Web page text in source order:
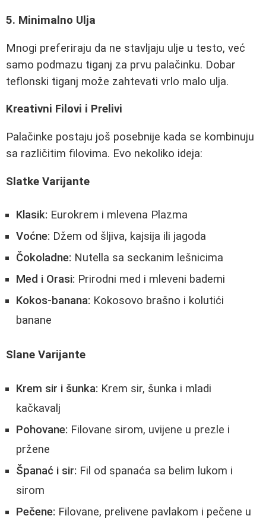
5. Minimalno Ulja
Mnogi preferiraju da ne stavljaju ulje u testo, već
samo podmazu tiganj za prvu palačinku. Dobar
teflonski tiganj može zahtevati vrlo malo ulja.
Kreativni Filovi i Prelivi
Palačinke postaju još posebnije kada se kombinuju
sa različitim filovima. Evo nekoliko ideja:
Slatke Varijante
Klasik: Eurokrem i mlevena Plazma
Voćne: Džem od šljiva, kajsija ili jagoda
Čokoladne: Nutella sa seckanim lešnicima
Med i Orasi: Prirodni med i mleveni bademi
Kokos-banana: Kokosovo brašno i kolutići
banane
Slane Varijante
Krem sir i šunka: Krem sir, šunka i mladi
kačkavalj
Pohovane: Filovane sirom, uvijene u prezle i
pržene
Španać i sir: Fil od spanaća sa belim lukom i
sirom
Pečene: Filovane, prelivene pavlakom i pečene u